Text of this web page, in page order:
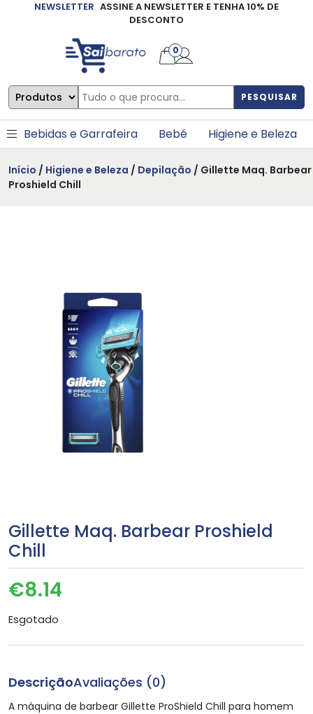
NEWSLETTER ASSINE A NEWSLETTER E TENHA 10% DE
DESCONTO
PESQUISAR
0
Bebidas e Garrafeira Bebé Higiene e Beleza
Início / Higiene e Beleza / Depilação / Gillette Maq. Barbear
Proshield Chill
Gillette Maq. Barbear Proshield
Chill
€8.14
Esgotado
DescriçãoAvaliações (0)
A máquina de barbear Gillette ProShield Chill para homem